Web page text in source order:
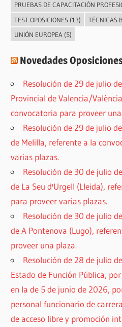
PRUEBAS DE CAPACITACIÓN
TEST OPOSICIONES(13) TÉCNICAS
UNIÓN EUROPEA (5)
Novedades
Resolución de 29 de julio
Provincial de Valencia/
convocatoria para proveer
Resolución de 29 de julio
de Melilla, referente a la
varias plazas.
Resolución de 30 de julio
de La Seu d'Urgell (Lleida),
para proveer varias plazas.
Resolución de 30 de julio
de A Pontenova (Lugo),
proveer una plaza.
Resolución de 28 de julio
Estado de Función Pública,
en la de 5 de junio de 2026,
personal funcionario de
de acceso libre y promoción